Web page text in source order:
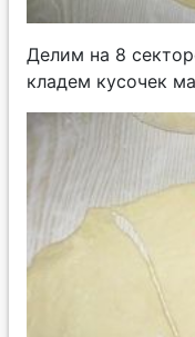
Делим на 8
кладем кусочек